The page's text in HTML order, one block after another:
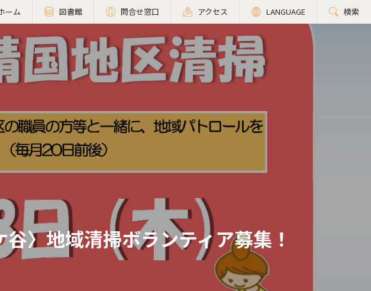
ーム 図書館 問合せ窓口 アクセス LANGUAGE 検索
谷〉地域清掃ボランティア募集！